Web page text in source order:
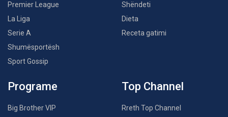
Premier League
La Liga
Serie A
Shumësportësh
Sport Gossip
Shëndeti
Dieta
Receta gatimi
Programe
Big Brother VIP
Top Channel
Rreth Top Channel